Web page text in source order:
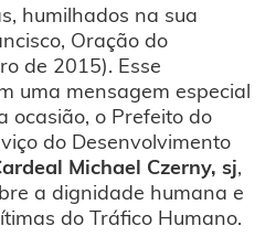
humilhados na sua
Oração do
de 2015). Esse
uma mensagem especial
ocasião, o Prefeito do
do Desenvolvimento
Michael Czerny, sj,
a dignidade humana e
do Tráfico Humano.